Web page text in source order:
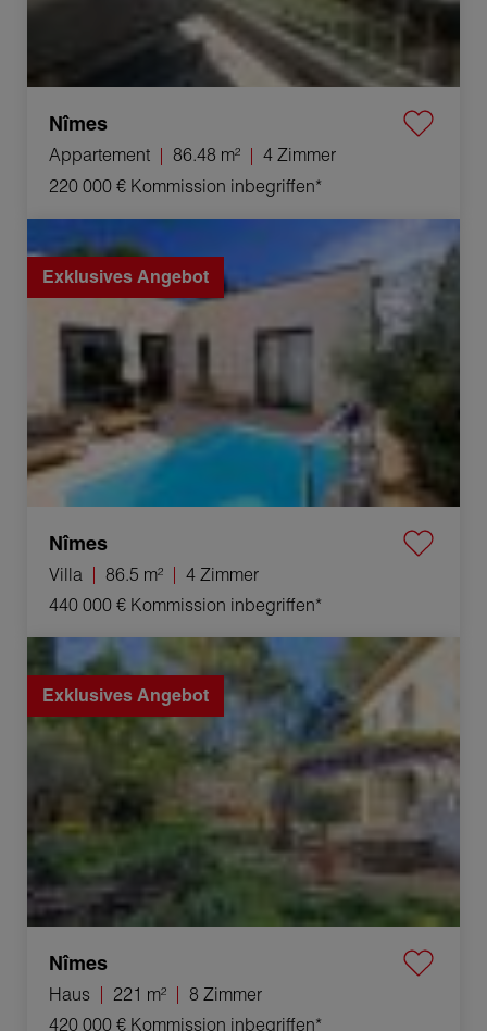
Nîmes
Appartement 86.48 m²
4 Zimmer
220 000 € Kommission inbegriffen*
Verkauf Villa Nîmes 4 Zimmer 86.5 m²
Exklusives Angebot
Nîmes
Villa 86.5 m²
4 Zimmer
440 000 € Kommission inbegriffen*
Verkauf Haus Nîmes 8 Zimmer 221 m²
Exklusives Angebot
Nîmes
Haus 221 m²
8 Zimmer
420 000 € Kommission inbegriffen*